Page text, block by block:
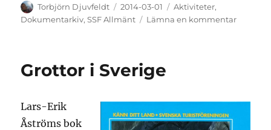
Författare
Torbjörn Djuvfeldt
Publicerat
den
2014-03-01 Kategorier
Aktiviteter,
Dokumentarkiv,SSF Allmänt Lämna en kommentartill
Grottor i Sverige
Lars-Erik
Åströms bok